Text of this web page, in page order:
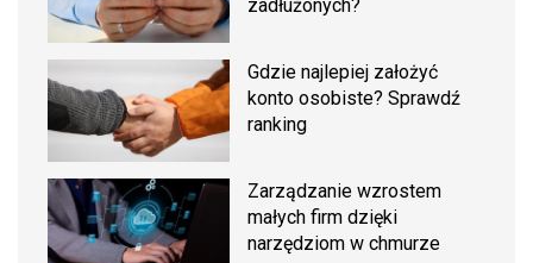
zadłużonych?
Gdzie najlepiej założyć
konto osobiste? Sprawdź
ranking
Zarządzanie wzrostem
małych firm dzięki
narzędziom w chmurze